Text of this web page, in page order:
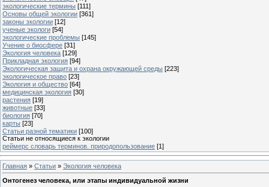
экологические термины [111]
Основы общей экологии [361]
законы экологии [12]
ученые экологи [54]
экологические проблемы [145]
Учение о биосфере [31]
Экология человека [129]
Прикладная экология [94]
Экологическая защита и охрана окружающей среды [223]
экологическое право [23]
Экология и общество [64]
медицинская экология [30]
растения [19]
животные [33]
биология [70]
карты [23]
Статьи разной тематики [100]
Статьи не относящиеся к экологии
реймерс словарь терминов. природопользование [1]
Главная » Статьи » Экология человека
Онтогенез человека, или этапы индивидуальной жизни